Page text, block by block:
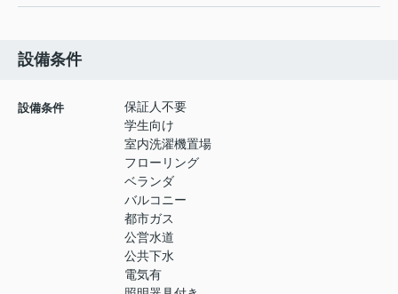
設備条件
設備条件
保証人不要
学生向け
室内洗濯機置場
フローリング
ベランダ
バルコニー
都市ガス
公営水道
公共下水
電気有